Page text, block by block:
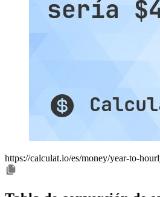
https://calculat.io/es/money/year-to-